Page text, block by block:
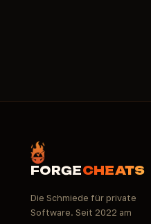
FORGECHEATS
Die Schmiede für private
Software. Seit 2022 am